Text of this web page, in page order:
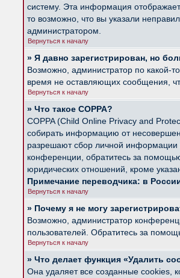
систему. Эта информация
то возможно, что вы указали
администратором.
Вернуться к началу
» Я давно зарегистрирован, но
Возможно, администратор по какой-
время не оставляющих сообщения,
Вернуться к началу
» Что такое COPPA?
COPPA (Child Online Privacy and
собирать информацию от
разрешают сбор личной информации
конференции, обратитесь за
юридических отношений, кроме
Примечание переводчика: в
Вернуться к началу
» Почему я не могу
Возможно, администратор
пользователей. Обратитесь за
Вернуться к началу
» Что делает функция «Удалить
Она удаляет все созданные cookies,